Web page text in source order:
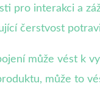
pro interakci a
čerstvost
může vést k
může to